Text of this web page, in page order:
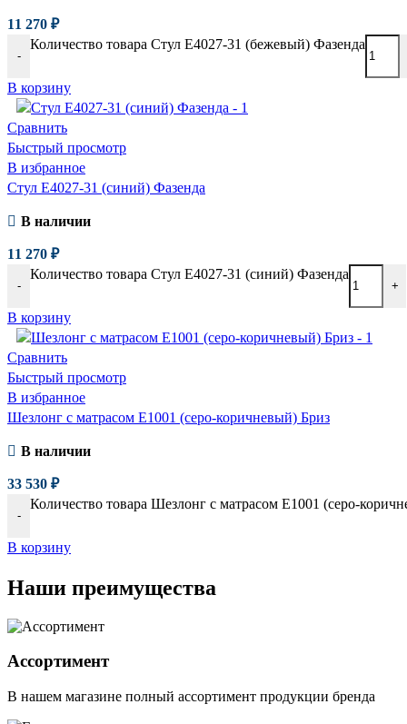
11 270 ₽
-
Количество товара Стул E4027-31 (бежевый) Фазенда
В корзину
Сравнить
Быстрый просмотр
В избранное
Стул E4027-31 (синий) Фазенда
В наличии
11 270 ₽
-
Количество товара Стул E4027-31 (синий) Фазенда
+
В корзину
Сравнить
Быстрый просмотр
В избранное
Шезлонг с матрасом E1001 (серо-коричневый) Бриз
В наличии
33 530 ₽
-
Количество товара Шезлонг с матрасом E1001 (серо-
В корзину
Наши преимущества
Ассортимент
В нашем магазине полный ассортимент продукции бренда